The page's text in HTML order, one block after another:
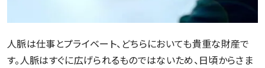
人脈は仕事とプライベート、どちらにおいても貴重な財産で
す。人脈はすぐに広げられるものではないため、日頃からさま